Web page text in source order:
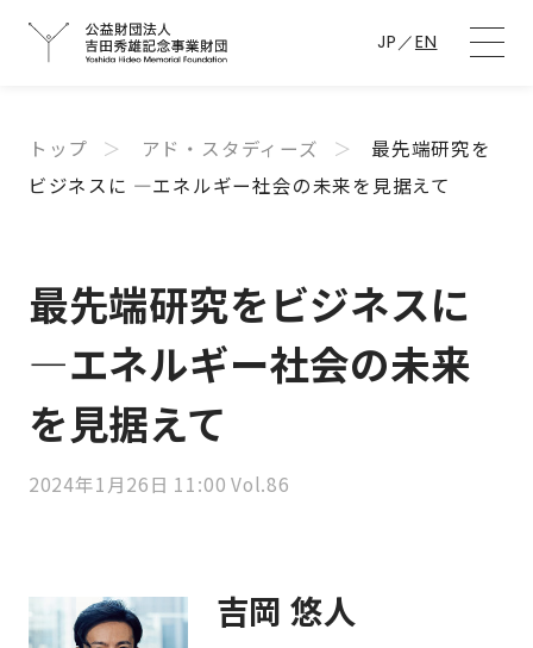
JP／EN
トップ アド・スタディーズ
最先端研究を
ビジネスに —エネルギー社会の未来を見据えて
最先端研究をビジネスに
—エネルギー社会の未来
を見据えて
2024年1月26日 11:00 Vol.86
吉岡 悠人